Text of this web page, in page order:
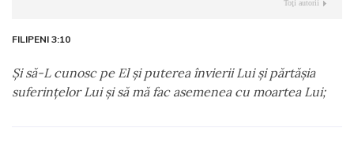
Toţi autorii
FILIPENI 3:10
Şi să-L cunosc pe El şi puterea învierii Lui şi părtăşia
suferinţelor Lui şi să mă fac asemenea cu moartea Lui;